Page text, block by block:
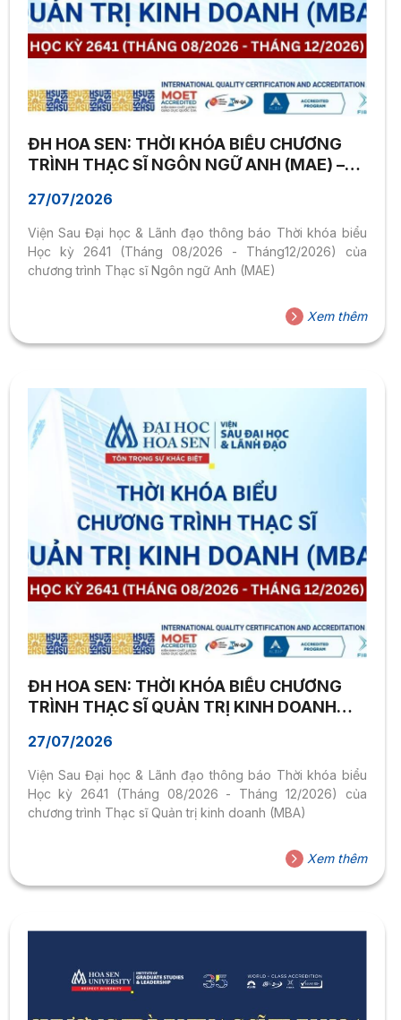
ĐH HOA SEN: THỜI KHÓA BIỂU CHƯƠNG
TRÌNH THẠC SĨ NGÔN NGỮ ANH (MAE) –
27/07/2026
Viện Sau Đại học & Lãnh đạo thông báo Thời khóa biểu
Học kỳ 2641 (Tháng 08/2026 - Tháng12/2026) của
chương trình Thạc sĩ Ngôn ngữ Anh (MAE)
Xem thêm
ĐH HOA SEN: THỜI KHÓA BIỂU CHƯƠNG
TRÌNH THẠC SĨ QUẢN TRỊ KINH DOANH
27/07/2026
Viện Sau Đại học & Lãnh đạo thông báo Thời khóa biểu
Học kỳ 2641 (Tháng 08/2026 - Tháng 12/2026) của
chương trình Thạc sĩ Quản trị kinh doanh (MBA)
Xem thêm